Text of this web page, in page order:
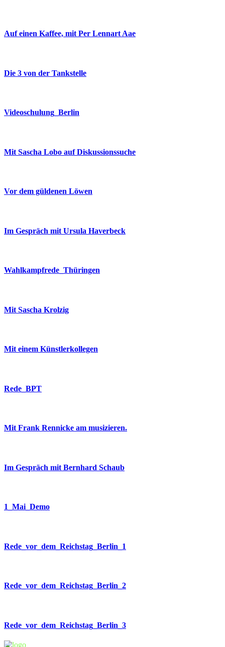
Auf einen Kaffee, mit Per Lennart Aae
Die 3 von der Tankstelle
Videoschulung_Berlin
Mit Sascha Lobo auf Diskussionssuche
Vor dem güldenen Löwen
Im Gespräch mit Ursula Haverbeck
Wahlkampfrede_Thüringen
Mit Sascha Krolzig
Mit einem Künstlerkollegen
Rede_BPT
Mit Frank Rennicke am musizieren.
Im Gespräch mit Bernhard Schaub
1_Mai_Demo
Rede_vor_dem_Reichstag_Berlin_1
Rede_vor_dem_Reichstag_Berlin_2
Rede_vor_dem_Reichstag_Berlin_3